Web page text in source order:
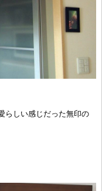
らしい感じだった無印の